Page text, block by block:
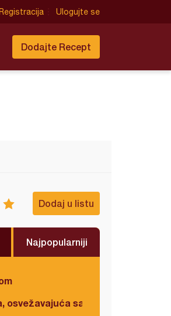
Registracija Ulogujte se
Dodajte Recept
Dodaj u listu
Najpopularniji
osvežavajuća salata